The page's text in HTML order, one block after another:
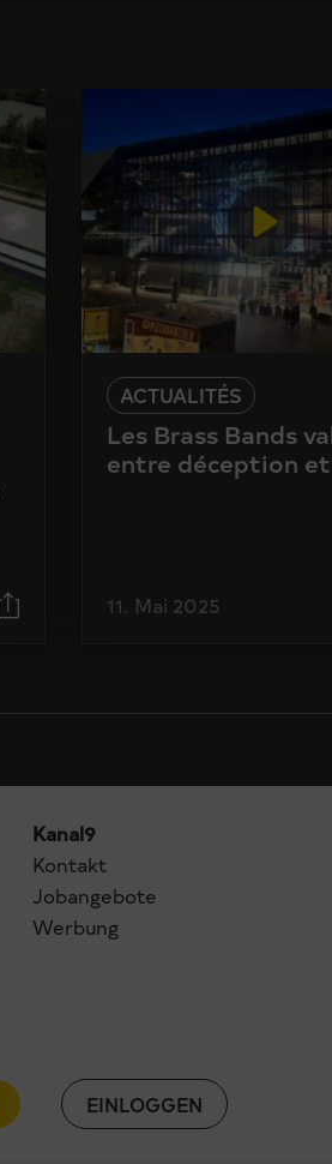
ACTUALITÉS
Les Brass Bands
entre déception
11. Mai 2025
Kanal9
Kontakt
Jobangebote
Werbung
EINLOGGEN